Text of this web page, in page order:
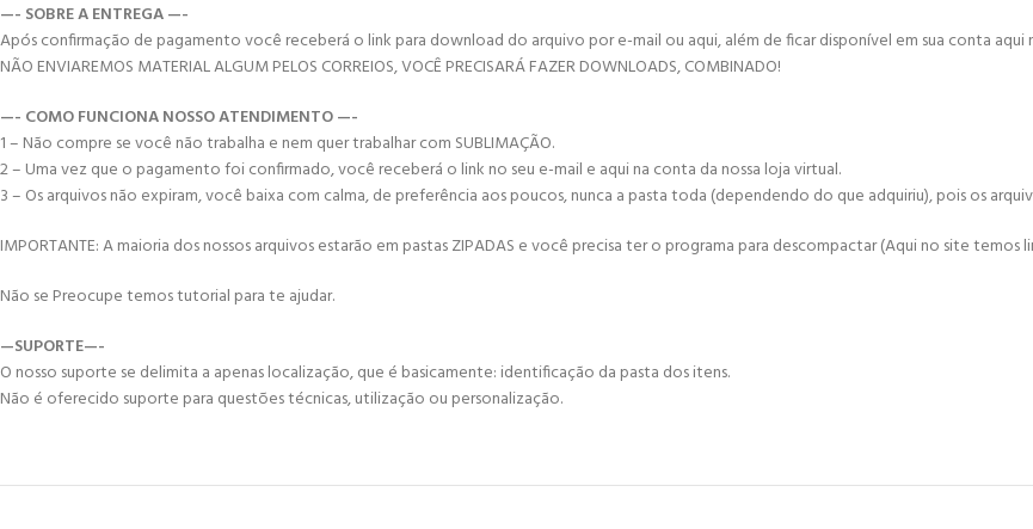
—- SOBRE A ENTREGA —-
Após confirmação de pagamento você receberá o link para download do arquivo por e-mail ou aqui, além de ficar disponível em sua conta aqui
NÃO ENVIAREMOS MATERIAL ALGUM PELOS CORREIOS, VOCÊ PRECISARÁ FAZER DOWNLOADS, COMBINADO!
—- COMO FUNCIONA NOSSO ATENDIMENTO —-
1 – Não compre se você não trabalha e nem quer trabalhar com SUBLIMAÇÃO.
2 – Uma vez que o pagamento foi confirmado, você receberá o link no seu e-mail e aqui na conta da nossa loja virtual.
3 – Os arquivos não expiram, você baixa com calma, de preferência aos poucos, nunca a pasta toda (dependendo do que adquiriu), pois os
IMPORTANTE: A maioria dos nossos arquivos estarão em pastas ZIPADAS e você precisa ter o programa para descompactar (Aqui no site
Não se Preocupe temos tutorial para te ajudar.
—SUPORTE—-
O nosso suporte se delimita a apenas localização, que é basicamente: identificação da pasta dos itens.
Não é oferecido suporte para questões técnicas, utilização ou personalização.